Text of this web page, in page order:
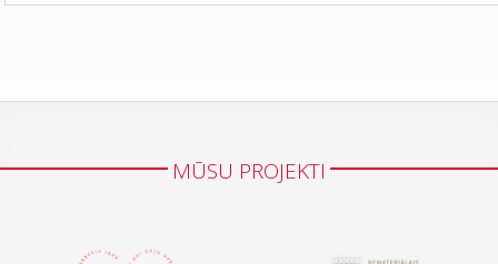
MŪSU PROJEKTI